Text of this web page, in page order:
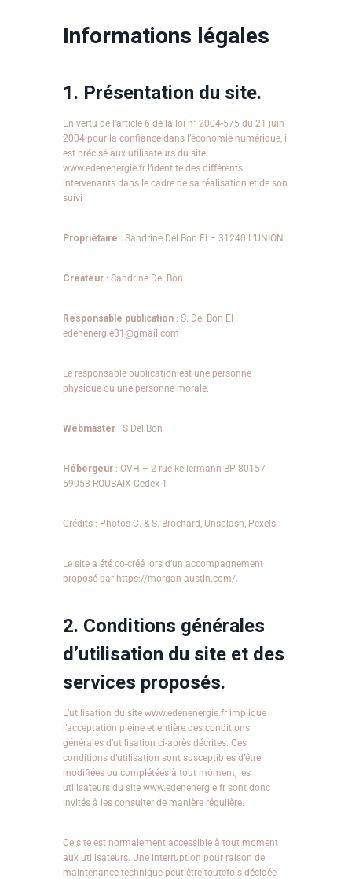
Informations légales
1. Présentation du site.
En vertu de l’article 6 de la loi n° 2004-575 du 21 juin
2004 pour la confiance dans l’économie numérique, il
est précisé aux utilisateurs du site
www.edenenergie.fr l’identité des différents
intervenants dans le cadre de sa réalisation et de son
suivi :
Propriétaire : Sandrine Del Bon EI – 31240 L’UNION
Créateur : Sandrine Del Bon
Responsable publication : S. Del Bon EI –
edenenergie31@gmail.com
Le responsable publication est une personne
physique ou une personne morale.
Webmaster : S Del Bon
Hébergeur : OVH – 2 rue kellermann BP 80157
59053 ROUBAIX Cedex 1
Crédits : Photos C. & S. Brochard, Unsplash, Pexels
Le site a été co-créé lors d’un accompagnement
proposé par https://morgan-austin.com/.
2. Conditions générales
d’utilisation du site et des
services proposés.
L’utilisation du site www.edenenergie.fr implique
l’acceptation pleine et entière des conditions
générales d’utilisation ci-après décrites. Ces
conditions d’utilisation sont susceptibles d’être
modifiées ou complétées à tout moment, les
utilisateurs du site www.edenenergie.fr sont donc
invités à les consulter de manière régulière.
Ce site est normalement accessible à tout moment
aux utilisateurs. Une interruption pour raison de
maintenance technique peut être toutefois décidée